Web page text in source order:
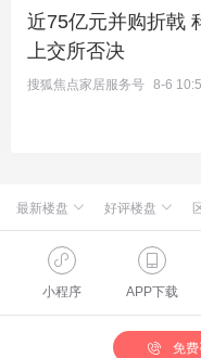
这个窗口，很可能
复”的转折点。
限购放松，是降低
成本；征信优化，
四管齐下，目标明确
期，为2026年的市
但这套组合拳真的
关键的一块拼图。
近75亿元并购折戟
上交所否决
搜狐焦点家居服务号 8-6
最新楼盘 好评楼盘
绿城·朗月和风 新
缦合北京
懋
北京城建·和知筑|铂瑞
北京
北京楼盘
昌平楼盘
房山楼盘
朝阳
桃源新都孔雀城 华
中海北京世家
燕
中冶兴隆新城·红石郡
路
小程序 APP下载
免